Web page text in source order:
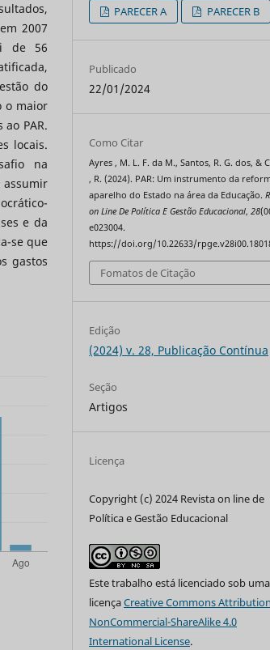
2007
de 56
do
o maior
PAR.
locais.
na
assumir
e da
se que
gastos
PARECER A
PARECER B
Publicado
22/01/2024
Como Citar
Ayres , M. L. F. da M., Santos, R. G. dos, &
, R. (2024). PAR: Um instrumento da
aparelho do Estado na área da Educação.
on Line De Política E Gestão Educacional,28
e023004.
https://doi.org/10.22633/
Fomatos de Citação
Edição
(2024) v. 28, Publicação Contínua
Seção
Artigos
Licença
Copyright (c) 2024 Revista on line de
Política e Gestão Educacional
Este trabalho está licenciado sob uma
licençaCreative Commons
NonCommercial-ShareAlike 4.0
International License.